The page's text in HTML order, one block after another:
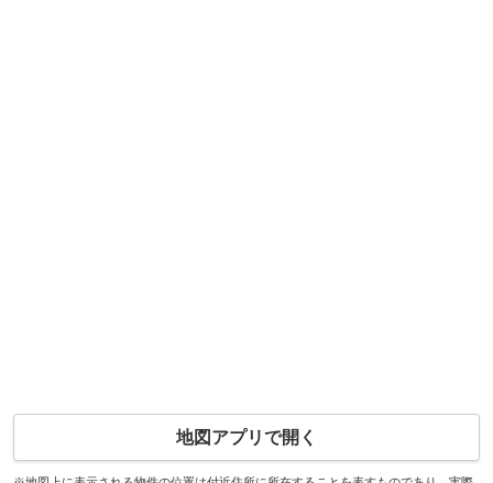
地図アプリで開く